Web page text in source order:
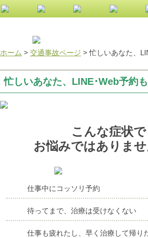
小倉南区 整骨院
ホーム > 交通事故ページ >忙しいあなた、
忙しいあなた、LINE･Web予約
こんな症状で
お悩みではありませ
仕事中にコッソリ予約
待ってまで、治療は受けなくない
仕事も疲れたし、早く治療して帰り